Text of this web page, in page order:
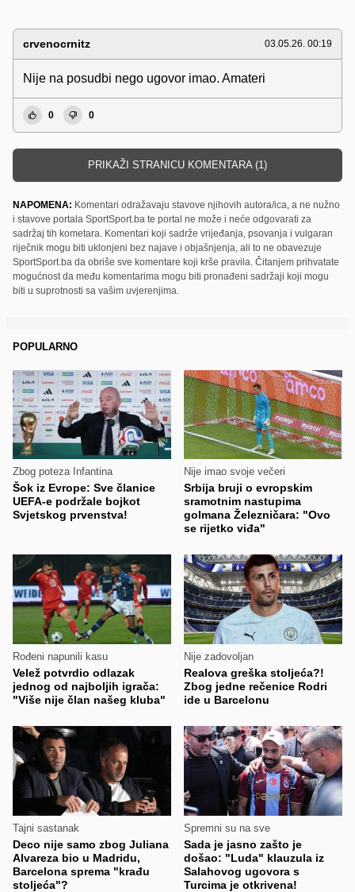
crvenocrnitz 03.05.26. 00:19
Nije na posudbi nego ugovor imao. Amateri
0 0
PRIKAŽI STRANICU KOMENTARA (1)
NAPOMENA: Komentari odražavaju stavove njihovih autora/ica, a ne nužno
i stavove portala SportSport.ba te portal ne može i neće odgovarati za
sadržaj tih kometara. Komentari koji sadrže vrijeđanja, psovanja i vulgaran
riječnik mogu biti uklonjeni bez najave i objašnjenja, ali to ne obavezuje
SportSport.ba da obriše sve komentare koji krše pravila. Čitanjem prihvatate
mogućnost da među komentarima mogu biti pronađeni sadržaji koji mogu
biti u suprotnosti sa vašim uvjerenjima.
POPULARNO
Zbog poteza Infantina
Šok iz Evrope: Sve članice
UEFA-e podržale bojkot
Svjetskog prvenstva!
Nije imao svoje večeri
Srbija bruji o evropskim
sramotnim nastupima
golmana Železničara: "Ovo
se rijetko viđa"
Rođeni napunili kasu
Velež potvrdio odlazak
jednog od najboljih igrača:
"Više nije član našeg kluba"
Nije zadovoljan
Realova greška stoljeća?!
Zbog jedne rečenice Rodri
ide u Barcelonu
Tajni sastanak
Deco nije samo zbog Juliana
Alvareza bio u Madridu,
Barcelona sprema "krađu
stoljeća"?
Spremni su na sve
Sada je jasno zašto je
došao: "Luda" klauzula iz
Salahovog ugovora s
Turcima je otkrivena!